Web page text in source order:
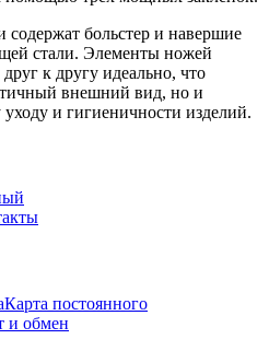
содержат больстер и навершие
стали. Элементы ножей
к другу идеально, что
внешний вид, но и
и гигиеничности изделий.
Карта постоянного
и обмен